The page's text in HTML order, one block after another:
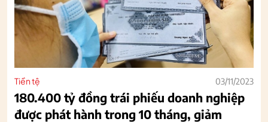
Tiền tệ 03/11/2023
180.400 tỷ đồng trái phiếu doanh nghiệp
được phát hành trong 10 tháng, giảm